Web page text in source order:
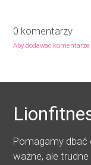
0 komentarzy
Aby dodawać
Pomagamy dbać
ważne, ale